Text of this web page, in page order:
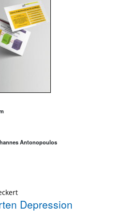
Antonopoulos
Depression